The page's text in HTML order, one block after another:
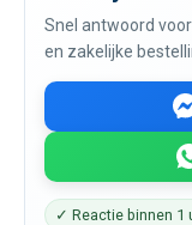
Snel antwoord
en zakelijke
✓ Reactie binnen 1